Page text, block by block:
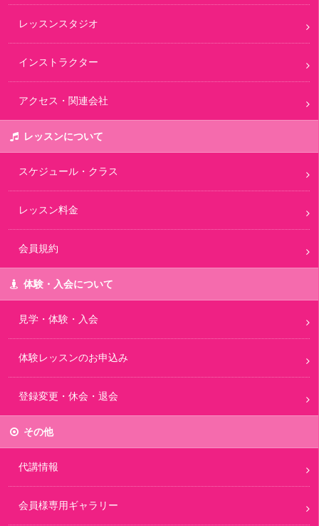
レッスンスタジオ
インストラクター
アクセス・関連会社
レッスンについて
スケジュール・クラス
レッスン料金
会員規約
体験・入会について
見学・体験・入会
体験レッスンのお申込み
登録変更・休会・退会
その他
代講情報
会員様専用ギャラリー